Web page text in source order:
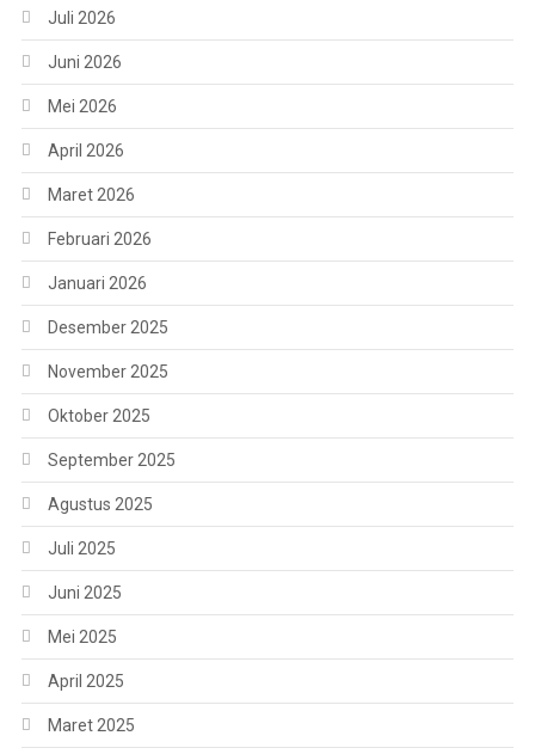
Juli 2026
Juni 2026
Mei 2026
April 2026
Maret 2026
Februari 2026
Januari 2026
Desember 2025
November 2025
Oktober 2025
September 2025
Agustus 2025
Juli 2025
Juni 2025
Mei 2025
April 2025
Maret 2025